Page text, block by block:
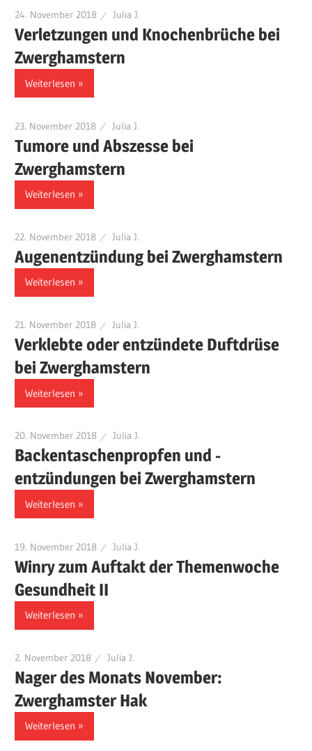
24. November 2018 Julia J.
Verletzungen und Knochenbrüche bei
Zwerghamstern
Weiterlesen
23. November 2018 Julia J.
Tumore und Abszesse bei
Zwerghamstern
Weiterlesen
22. November 2018 Julia J.
Augenentzündung bei Zwerghamstern
Weiterlesen
21. November 2018 Julia J.
Verklebte oder entzündete Duftdrüse
bei Zwerghamstern
Weiterlesen
20. November 2018 Julia J.
Backentaschenpropfen und -
entzündungen bei Zwerghamstern
Weiterlesen
19. November 2018 Julia J.
Winry zum Auftakt der Themenwoche
Gesundheit II
Weiterlesen
2. November 2018 Julia J.
Nager des Monats November:
Zwerghamster Hak
Weiterlesen